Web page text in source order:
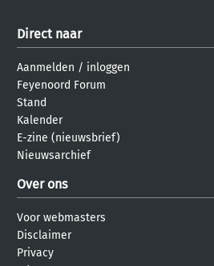
Direct naar
Aanmelden / inloggen
Feyenoord Forum
Stand
Kalender
E-zine (nieuwsbrief)
Nieuwsarchief
Over ons
Voor webmasters
Disclaimer
Privacy